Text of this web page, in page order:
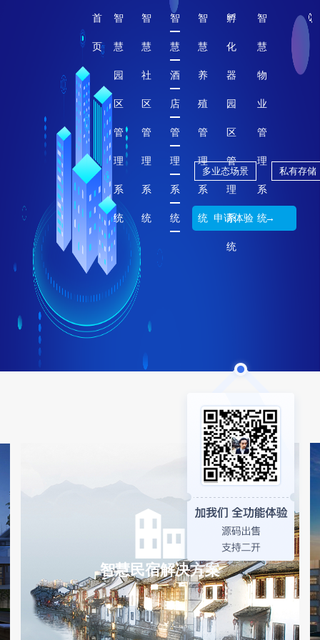
首
页
智
慧
园
区
管
理
系
统
智
慧
社
区
管
理
系
统
智
慧
酒
店
管
理
系
统
智
慧
养
殖
管
理
系
统
孵
化
器
园
区
管
理
系
统
智
慧
物
业
管
理
系
统
多业态场景 私有存储
申请体验 →
智慧民宿解决方案